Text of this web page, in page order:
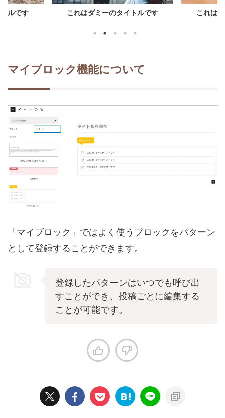
ルです これはダミーのタイトルです これは
マイブロック機能について
「マイブロック」ではよく使うブロックをパターン
として登録することができます。
登録したパターンはいつでも呼び出
すことができ、投稿ごとに編集する
ことが可能です。